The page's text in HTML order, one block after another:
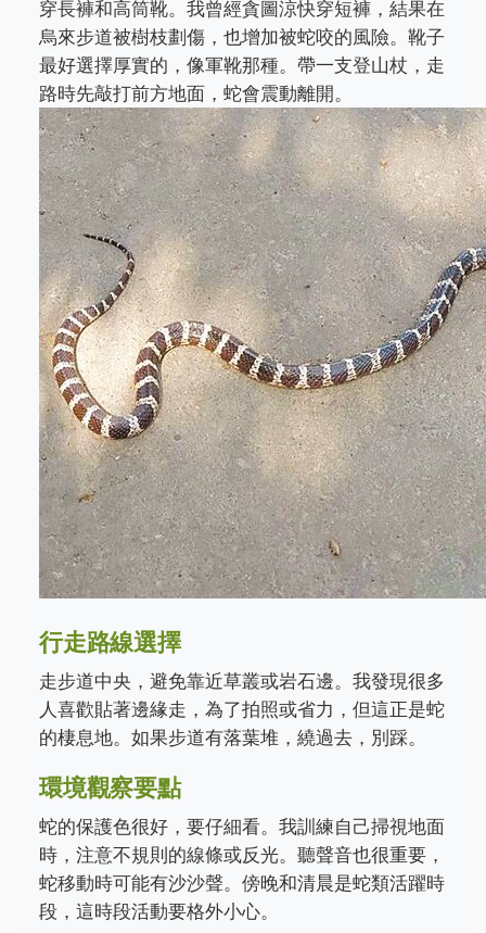
穿長褲和高筒靴。我曾經貪圖涼快穿短褲，結果在
烏來步道被樹枝劃傷，也增加被蛇咬的風險。靴子
最好選擇厚實的，像軍靴那種。帶一支登山杖，走
路時先敲打前方地面，蛇會震動離開。
行走路線選擇
走步道中央，避免靠近草叢或岩石邊。我發現很多
人喜歡貼著邊緣走，為了拍照或省力，但這正是蛇
的棲息地。如果步道有落葉堆，繞過去，別踩。
環境觀察要點
蛇的保護色很好，要仔細看。我訓練自己掃視地面
時，注意不規則的線條或反光。聽聲音也很重要，
蛇移動時可能有沙沙聲。傍晚和清晨是蛇類活躍時
段，這時段活動要格外小心。